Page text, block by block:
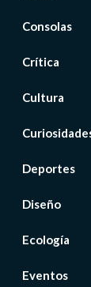
Consolas
Crítica
Cultura
Deportes
Diseño
Ecología
Eventos